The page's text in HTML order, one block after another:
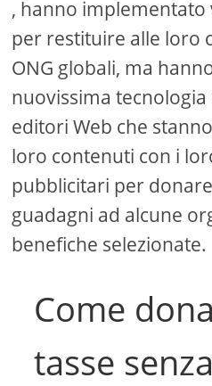
, hanno
per restituire alle loro
ONG globali, ma
nuovissima tecnologia
editori Web che
loro contenuti con i
pubblicitari per
guadagni ad alcune
benefiche selezionate.
Come
tasse senza